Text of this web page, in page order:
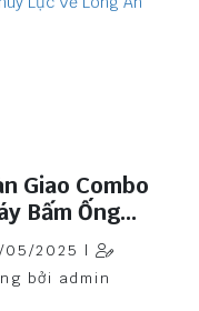
Giao Combo
Bấm Ống
Lực Về
An
05/2025 |
bởi admin